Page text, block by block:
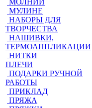
МОЛНИИ
МУЛИНЕ
НАБОРЫ ДЛЯ
ТВОРЧЕСТВА
НАШИВКИ,
ТЕРМОАППЛИКАЦИИ
НИТКИ
ПЛЕЧИ
ПОДАРКИ РУЧНОЙ
РАБОТЫ
ПРИКЛАД
ПРЯЖА